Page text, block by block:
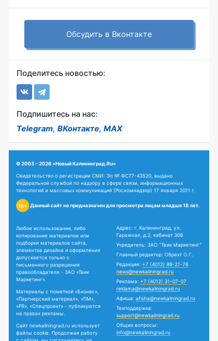
Обсудить в Вконтакте
Поделитесь новостью:
Подпишитесь на нас:
Telegram, ВКонтакте, MAX
© 2003 - 2026 «Новый Калининград.Ru»
Свидетельство о регистрации СМИ: Эл № ФС77-43520, выдано
Федеральной службой по надзору в сфере связи, информационных
технологий и массовых коммуникаций (Роскомнадзор) 17 января 2011 г.
18+ Данный сайт не предназначен для просмотра лицам младше 18 лет.
Любое использование, либо
копирование материалов или
подборки материалов сайта,
элементов дизайна и оформления
допускается только с
письменного разрешения
правообладателя - ЗАО «Твик
Маркетинг».
Материалы с пометкой «Бизнес»,
«Партнерский материал», «ПМ»,
«PR», «Спецпроект» - публикуются
на правах рекламы.
Сайт newkaliningrad.ru использует
файлы cookie. Продолжая работу
Адрес: г. Калининград, ул.
Гаражная, д.2, кабинет 308
Учредитель: ЗАО "Твик Маркетинг"
Главный редактор: Обрехт О.Г.
Редакция: +7 (4012) 99-21-76
news@newkaliningrad.ru
Реклама: +7 (4012) 31-07-07
reklama@newkaliningrad.ru
Афиша: afisha@newkaliningrad.ru
Техподдержка:
support@newkaliningrad.ru
Общие вопросы:
info@newkaliningrad.ru